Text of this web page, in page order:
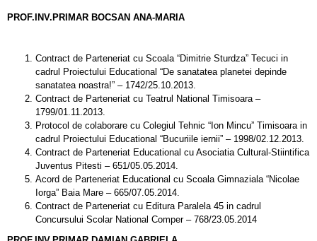
PROF.INV.PRIMAR BOCSAN ANA-MARIA
Contract de Parteneriat cu Scoala “Dimitrie Sturdza” Tecuci in
cadrul Proiectului Educational “De sanatatea planetei depinde
sanatatea noastra!” – 1742/25.10.2013.
Contract de Parteneriat cu Teatrul National Timisoara –
1799/01.11.2013.
Protocol de colaborare cu Colegiul Tehnic “Ion Mincu” Timisoara in
cadrul Proiectului Educational “Bucuriile iernii” – 1998/02.12.2013.
Contract de Parteneriat Educational cu Asociatia Cultural-Stiintifica
Juventus Pitesti – 651/05.05.2014.
Acord de Parteneriat Educational cu Scoala Gimnaziala “Nicolae
Iorga” Baia Mare – 665/07.05.2014.
Contract de Parteneriat cu Editura Paralela 45 in cadrul
Concursului Scolar National Comper – 768/23.05.2014